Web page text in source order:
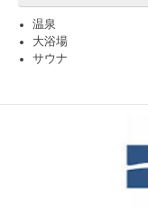
温泉
大浴場
サウナ